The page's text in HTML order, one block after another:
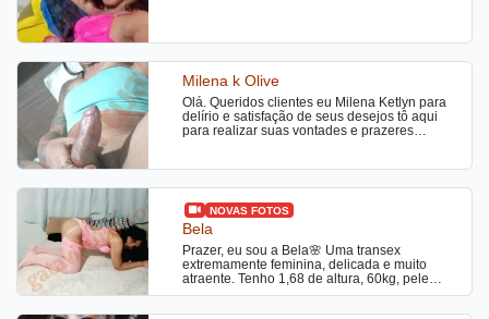
Milena k Olive
Olá. Queridos clientes eu Milena Ketlyn para
delírio e satisfação de seus desejos tô aqui
para realizar suas vontades e prazeres
NOVAS FOTOS
Bela
Prazer, eu sou a Bela🌸 Uma transex
extremamente feminina, delicada e muito
atraente. Tenho 1,68 de altura, 60kg, pele
morena e cabelo cacheado — exatamente